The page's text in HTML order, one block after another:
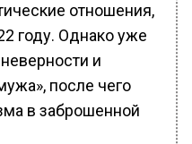
отношения,
году. Однако уже
и
после чего
в заброшенной